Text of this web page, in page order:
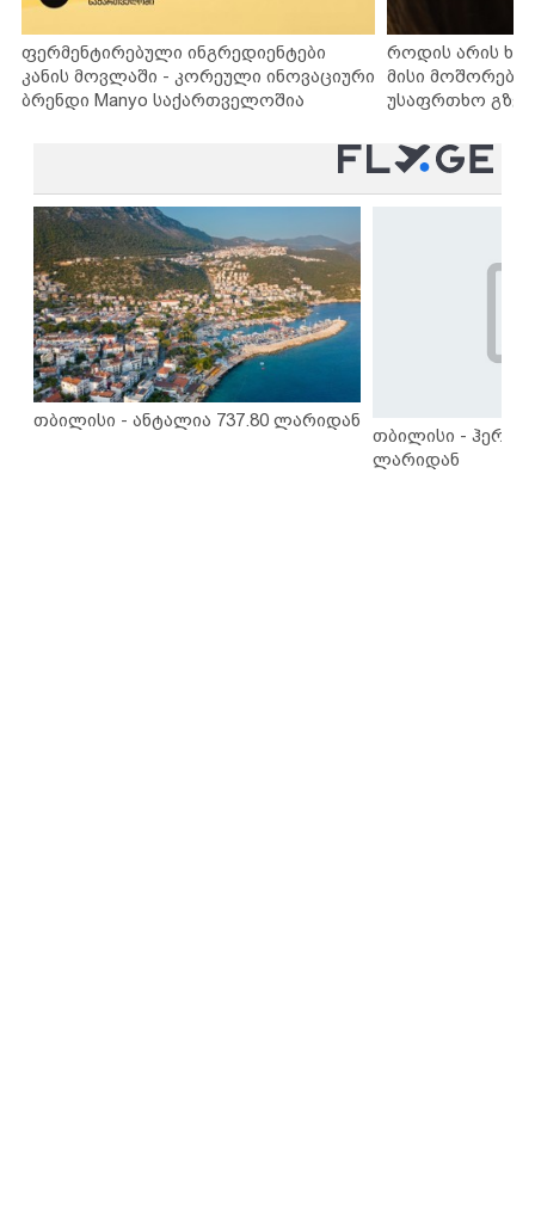
ფერმენტირებული ინგრედიენტები
კანის მოვლაში - კორეული ინოვაციური
ბრენდი Manyo საქართველოშია
როდის არის
მისი
უსაფრთხო
თბილისი - ანტალია 737.80 ლარიდან
თბილისი -
ლარიდან